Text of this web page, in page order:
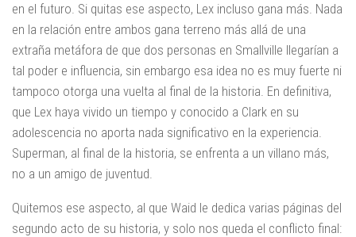
en el futuro. Si quitas ese aspecto, Lex incluso gana más. Nada
en la relación entre ambos gana terreno más allá de una
extraña metáfora de que dos personas en Smallville llegarían a
tal poder e influencia, sin embargo esa idea no es muy fuerte ni
tampoco otorga una vuelta al final de la historia. En definitiva,
que Lex haya vivido un tiempo y conocido a Clark en su
adolescencia no aporta nada significativo en la experiencia.
Superman, al final de la historia, se enfrenta a un villano más,
no a un amigo de juventud.
Quitemos ese aspecto, al que Waid le dedica varias páginas del
segundo acto de su historia, y solo nos queda el conflicto final: